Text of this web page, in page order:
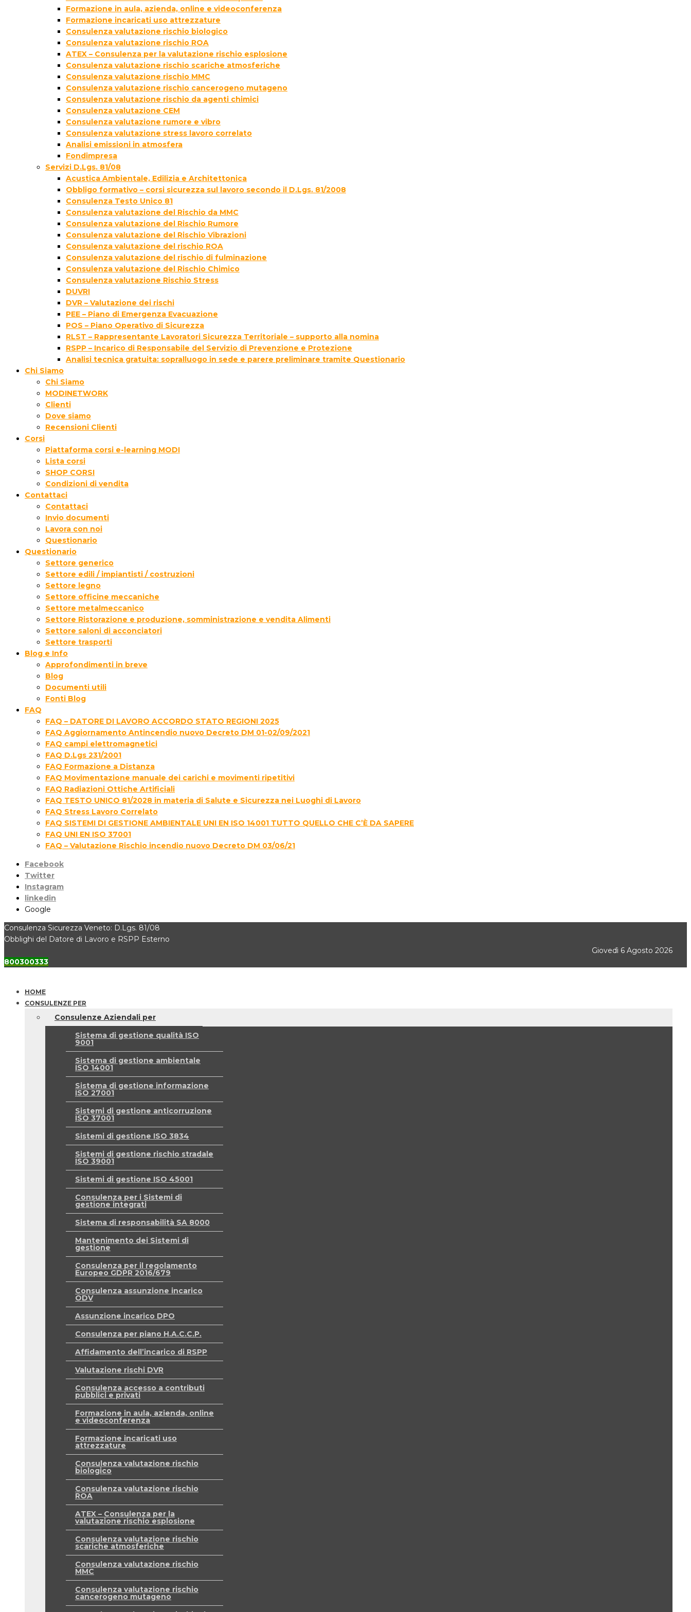
Formazione in aula, azienda, online e videoconferenza
Formazione incaricati uso attrezzature
Consulenza valutazione rischio biologico
Consulenza valutazione rischio ROA
ATEX – Consulenza per la valutazione rischio esplosione
Consulenza valutazione rischio scariche atmosferiche
Consulenza valutazione rischio MMC
Consulenza valutazione rischio cancerogeno mutageno
Consulenza valutazione rischio da agenti chimici
Consulenza valutazione CEM
Consulenza valutazione rumore e vibro
Consulenza valutazione stress lavoro correlato
Analisi emissioni in atmosfera
Fondimpresa
Servizi D.Lgs. 81/08
Acustica Ambientale, Edilizia e Architettonica
Obbligo formativo – corsi sicurezza sul lavoro secondo il D.Lgs. 81/2008
Consulenza Testo Unico 81
Consulenza valutazione del Rischio da MMC
Consulenza valutazione del Rischio Rumore
Consulenza valutazione del Rischio Vibrazioni
Consulenza valutazione del rischio ROA
Consulenza valutazione del rischio di fulminazione
Consulenza valutazione del Rischio Chimico
Consulenza valutazione Rischio Stress
DUVRI
DVR – Valutazione dei rischi
PEE – Piano di Emergenza Evacuazione
POS – Piano Operativo di Sicurezza
RLST – Rappresentante Lavoratori Sicurezza Territoriale – supporto alla nomina
RSPP – Incarico di Responsabile del Servizio di Prevenzione e Protezione
Analisi tecnica gratuita: sopralluogo in sede e parere preliminare tramite Questionario
Chi Siamo
Chi Siamo
MODINETWORK
Clienti
Dove siamo
Recensioni Clienti
Corsi
Piattaforma corsi e-learning MODI
Lista corsi
SHOP CORSI
Condizioni di vendita
Contattaci
Contattaci
Invio documenti
Lavora con noi
Questionario
Questionario
Settore generico
Settore edili / impiantisti / costruzioni
Settore legno
Settore officine meccaniche
Settore metalmeccanico
Settore Ristorazione e produzione, somministrazione e vendita Alimenti
Settore saloni di acconciatori
Settore trasporti
Blog e Info
Approfondimenti in breve
Blog
Documenti utili
Fonti Blog
FAQ
FAQ – DATORE DI LAVORO ACCORDO STATO REGIONI 2025
FAQ Aggiornamento Antincendio nuovo Decreto DM 01-02/09/2021
FAQ campi elettromagnetici
FAQ D.Lgs 231/2001
FAQ Formazione a Distanza
FAQ Movimentazione manuale dei carichi e movimenti ripetitivi
FAQ Radiazioni Ottiche Artificiali
FAQ TESTO UNICO 81/2028 in materia di Salute e Sicurezza nei Luoghi di Lavoro
FAQ Stress Lavoro Correlato
FAQ SISTEMI DI GESTIONE AMBIENTALE UNI EN ISO 14001 TUTTO QUELLO CHE C’È DA SAPERE
FAQ UNI EN ISO 37001
FAQ – Valutazione Rischio incendio nuovo Decreto DM 03/06/21
Facebook
Twitter
Instagram
linkedin
Google
Consulenza Sicurezza Veneto: D.Lgs. 81/08
Obblighi del Datore di Lavoro e RSPP Esterno
Giovedì 6 Agosto 2026
800300333
HOME
CONSULENZE PER
Consulenze Aziendali per
Sistema di gestione qualità ISO
9001
Sistema di gestione ambientale
ISO 14001
Sistema di gestione informazione
ISO 27001
Sistemi di gestione anticorruzione
ISO 37001
Sistemi di gestione ISO 3834
Sistemi di gestione rischio stradale
ISO 39001
Sistemi di gestione ISO 45001
Consulenza per i Sistemi di
gestione integrati
Sistema di responsabilità SA 8000
Mantenimento dei Sistemi di
gestione
Consulenza per il regolamento
Europeo GDPR 2016/679
Consulenza assunzione incarico
ODV
Assunzione incarico DPO
Consulenza per piano H.A.C.C.P.
Affidamento dell’incarico di RSPP
Valutazione rischi DVR
Consulenza accesso a contributi
pubblici e privati
Formazione in aula, azienda, online
e videoconferenza
Formazione incaricati uso
attrezzature
Consulenza valutazione rischio
biologico
Consulenza valutazione rischio
ROA
ATEX – Consulenza per la
valutazione rischio esplosione
Consulenza valutazione rischio
scariche atmosferiche
Consulenza valutazione rischio
MMC
Consulenza valutazione rischio
cancerogeno mutageno